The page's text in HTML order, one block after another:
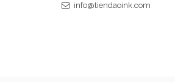
info@tiendaoink.com